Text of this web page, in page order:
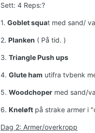
Sett: 4 Reps:?
1. Goblet squat med sand/
2. Planken ( På tid. )
3. Triangle Push ups
4. Glute ham utifra tvbenk
5. Woodchoper med sand/
6. Kneløft på strake armer i
Dag 2: Armer/overkropp